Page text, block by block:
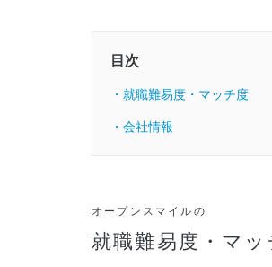
目次
・就職難易度・マッチ度
・会社情報
オープンスマイルの
就職難易度・マッ